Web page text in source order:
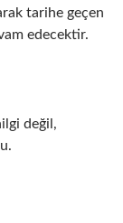
tarihe geçen
edecektir.
değil,